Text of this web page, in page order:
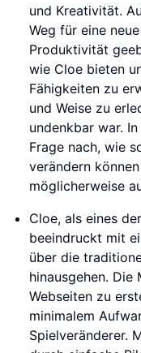
und Kreativität.
Weg für eine
Produktivität
wie Cloe bieten
Fähigkeiten zu
und Weise zu
undenkbar war.
Frage nach, wie
verändern
möglicherweise
Cloe, als eines
beeindruckt mit
über die
hinausgehen.
Webseiten zu
minimalem
Spielveränderer.